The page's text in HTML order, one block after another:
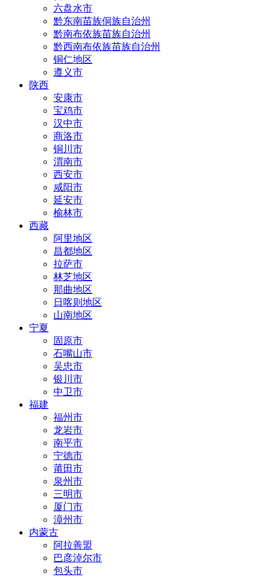
六盘水市
黔东南苗族侗族自治州
黔南布依族苗族自治州
黔西南布依族苗族自治州
铜仁地区
遵义市
陕西
安康市
宝鸡市
汉中市
商洛市
铜川市
渭南市
西安市
咸阳市
延安市
榆林市
西藏
阿里地区
昌都地区
拉萨市
林芝地区
那曲地区
日喀则地区
山南地区
宁夏
固原市
石嘴山市
吴忠市
银川市
中卫市
福建
福州市
龙岩市
南平市
宁德市
莆田市
泉州市
三明市
厦门市
漳州市
内蒙古
阿拉善盟
巴彦淖尔市
包头市